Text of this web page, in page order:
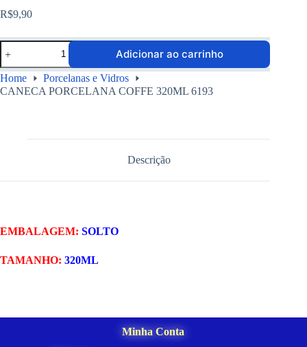
R$9,90
Adicionar ao carrinho
Home
Porcelanas e Vidros
CANECA PORCELANA COFFE 320ML 6193
Descrição
EMBALAGEM: SOLTO
TAMANHO: 320ML
Minha Conta